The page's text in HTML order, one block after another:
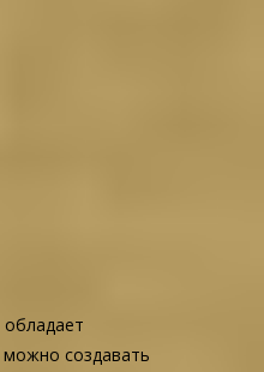
можно создавать